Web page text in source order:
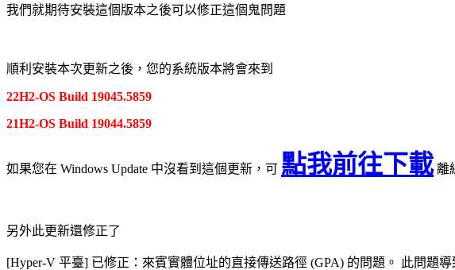
我們就期待安裝這個版本之後可以修正這個鬼問題
順利安裝本次更新之後，您的系統版本將會來到
22H2-OS Build 19045.5859
21H2-OS Build 19044.5859
如果您在 Windows Update 中沒看到這個更新，可 點我前往下載 離
另外此更新還修正了
[Hyper-V 平臺] 已修正：來賓實體位址的直接傳送路徑 (GPA) 的問題。 此問題